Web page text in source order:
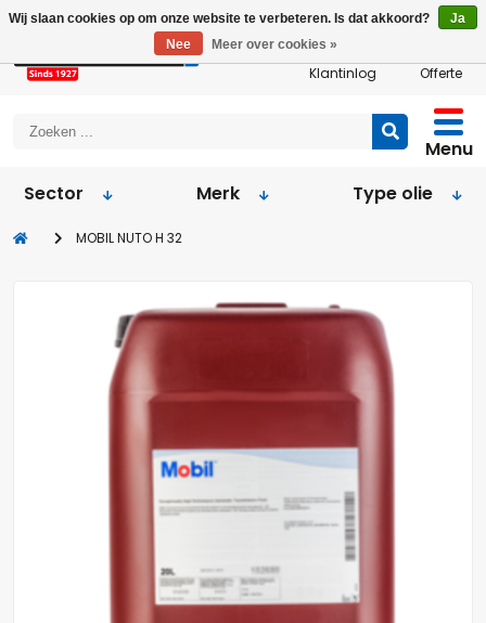
Klantinlog Offerte
Menu
Sector
Merk Type olie
MOBIL NUTO H 32
Wij slaan cookies op om onze website te verbeteren. Is dat akkoord?
Ja
Nee
Meer over cookies »